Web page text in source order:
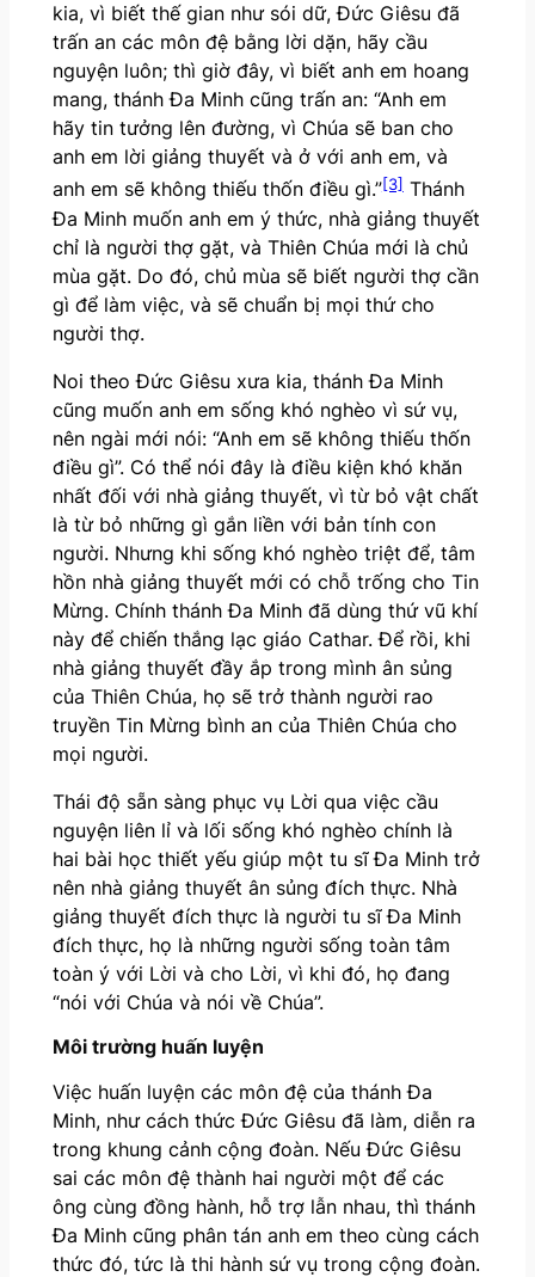
kia, vì biết thế gian như sói dữ, Đức Giêsu đã
trấn an các môn đệ bằng lời dặn, hãy cầu
nguyện luôn; thì giờ đây, vì biết anh em hoang
mang, thánh Đa Minh cũng trấn an: “Anh em
hãy tin tưởng lên đường, vì Chúa sẽ ban cho
anh em lời giảng thuyết và ở với anh em, và
anh em sẽ không thiếu thốn điều gì.”[3]Thánh
Đa Minh muốn anh em ý thức, nhà giảng thuyết
chỉ là người thợ gặt, và Thiên Chúa mới là chủ
mùa gặt. Do đó, chủ mùa sẽ biết người thợ cần
gì để làm việc, và sẽ chuẩn bị mọi thứ cho
người thợ.
Noi theo Đức Giêsu xưa kia, thánh Đa Minh
cũng muốn anh em sống khó nghèo vì sứ vụ,
nên ngài mới nói: “Anh em sẽ không thiếu thốn
điều gì”. Có thể nói đây là điều kiện khó khăn
nhất đối với nhà giảng thuyết, vì từ bỏ vật chất
là từ bỏ những gì gắn liền với bản tính con
người. Nhưng khi sống khó nghèo triệt để, tâm
hồn nhà giảng thuyết mới có chỗ trống cho Tin
Mừng. Chính thánh Đa Minh đã dùng thứ vũ khí
này để chiến thắng lạc giáo Cathar. Để rồi, khi
nhà giảng thuyết đầy ắp trong mình ân sủng
của Thiên Chúa, họ sẽ trở thành người rao
truyền Tin Mừng bình an của Thiên Chúa cho
mọi người.
Thái độ sẵn sàng phục vụ Lời qua việc cầu
nguyện liên lỉ và lối sống khó nghèo chính là
hai bài học thiết yếu giúp một tu sĩ Đa Minh trở
nên nhà giảng thuyết ân sủng đích thực. Nhà
giảng thuyết đích thực là người tu sĩ Đa Minh
đích thực, họ là những người sống toàn tâm
toàn ý với Lời và cho Lời, vì khi đó, họ đang
“nói với Chúa và nói về Chúa”.
Môi trường huấn luyện
Việc huấn luyện các môn đệ của thánh Đa
Minh, như cách thức Đức Giêsu đã làm, diễn ra
trong khung cảnh cộng đoàn. Nếu Đức Giêsu
sai các môn đệ thành hai người một để các
ông cùng đồng hành, hỗ trợ lẫn nhau, thì thánh
Đa Minh cũng phân tán anh em theo cùng cách
thức đó, tức là thi hành sứ vụ trong cộng đoàn.